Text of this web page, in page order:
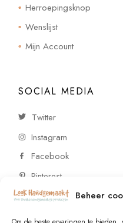
Beheer
Herroepingsknop
Wenslijst
Mijn Account
SOCIAL MEDIA
Twitter
Instagram
Facebook
Pinterest